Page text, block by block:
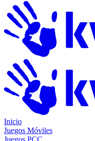
Inicio
Juegos Móviles
Juegos PCC